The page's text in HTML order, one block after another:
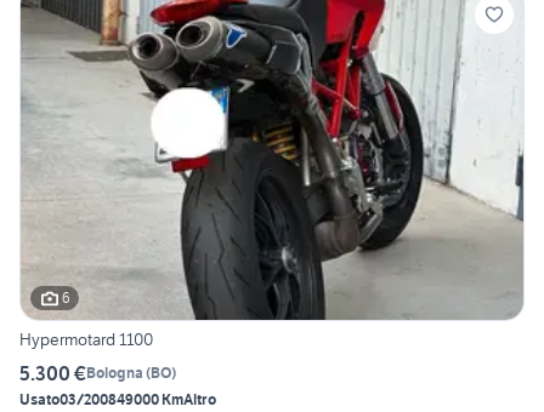
6
Hypermotard 1100
5.300 €Bologna (BO)
Usato03/200849000 KmAltro